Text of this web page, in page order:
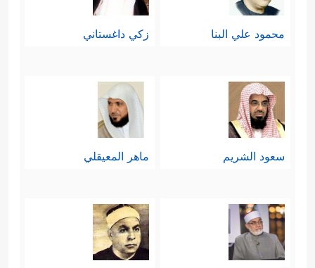
محمود علي البنا زكي داغستاني
سعود الشريم ماهر المعيقلي